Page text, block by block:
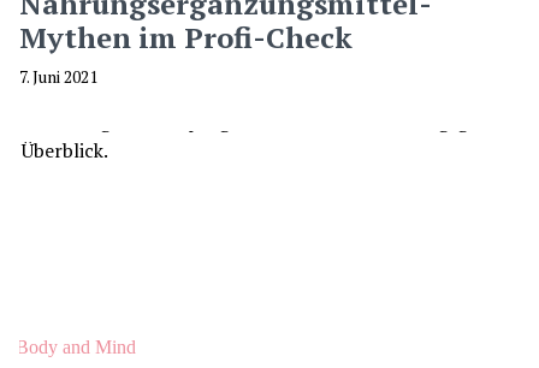
Mythen im Profi-Check
7. Juni 2021
Body and Mind